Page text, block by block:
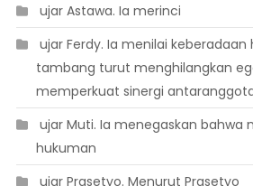
 ujar Astawa. Ia merinci
 ujar Ferdy. Ia menilai keberadaan
tambang turut menghilangkan
memperkuat sinergi
 ujar Muti. Ia menegaskan
hukuman
 ujar Prasetyo. Menurut Prasetyo